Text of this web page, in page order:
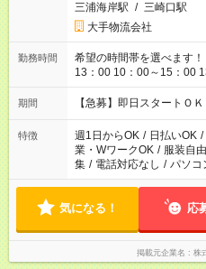
三浦海岸駅 / 三崎口駅
大手物流会社
勤務時間
希望の時間帯を選べます
13：00 10：00～15：00
シフト例：8時間～＞ ・
22：00～翌6：00 など！
期間 【急募】即日スタートＯ
特徴 週1日からOK / 日払いOK /
業・WワークOK / 服装自由
集 / 電話対応なし / パソコ
気になる！ 応
掲載元企業名 株